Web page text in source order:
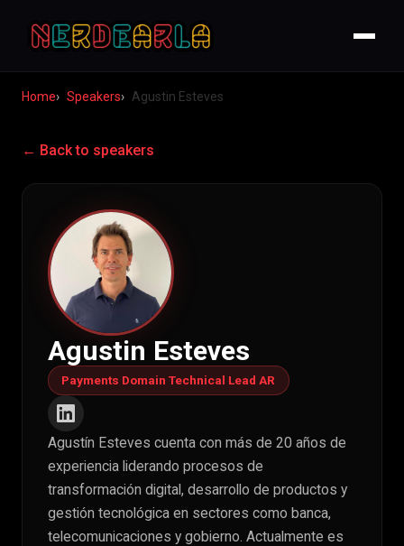
Home Speakers Agustin Esteves
← Back to speakers
Agustin Esteves
Payments Domain Technical Lead AR
Agustín Esteves cuenta con más de 20 años de
experiencia liderando procesos de
transformación digital, desarrollo de productos y
gestión tecnológica en sectores como banca,
telecomunicaciones y gobierno. Actualmente es